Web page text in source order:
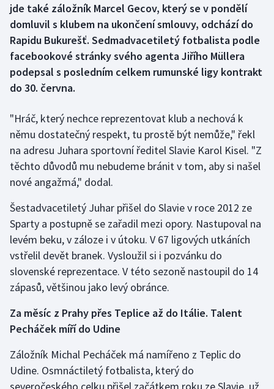
Florbal
Futsal
Golf
Házená
Jezdectví
Krasobruslení
Lezení
Lyže a snowboard
Moderní pětiboj
Olympijské hry
jde také záložník Marcel Gecov, který se v pondělí
domluvil s klubem na ukončení smlouvy, odchází do
Rapidu Bukurešť. Sedmadvacetiletý fotbalista podle
facebookové stránky svého agenta Jiřího Müllera
podepsal s posledním celkem rumunské ligy kontrakt
do 30. června.
"Hráč, který nechce reprezentovat klub a nechová k
němu dostatečný respekt, tu prostě být nemůže," řekl
na adresu Juhara sportovní ředitel Slavie Karol Kisel. "Z
těchto důvodů mu nebudeme bránit v tom, aby si našel
nové angažmá," dodal.
Šestadvacetiletý Juhar přišel do Slavie v roce 2012 ze
Sparty a postupně se zařadil mezi opory. Nastupoval na
levém beku, v záloze i v útoku. V 67 ligových utkáních
vstřelil devět branek. Vysloužil si i pozvánku do
slovenské reprezentace. V této sezoně nastoupil do 14
zápasů, většinou jako levý obránce.
Za měsíc z Prahy přes Teplice až do Itálie. Talent
Pecháček míří do Udine
Záložník Michal Pecháček má namířeno z Teplic do
Udine. Osmnáctiletý fotbalista, který do